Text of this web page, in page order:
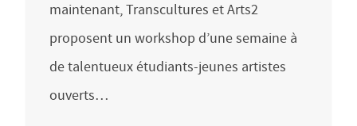
maintenant, Transcultures et Arts2
proposent un workshop d’une semaine à
de talentueux étudiants-jeunes artistes
ouverts…